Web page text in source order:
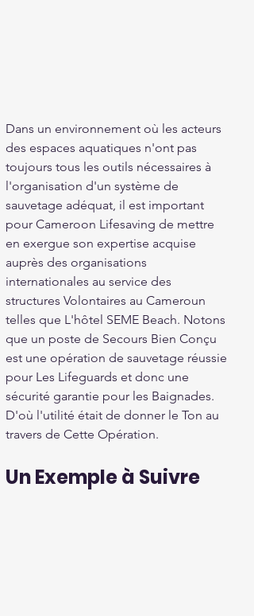
Dans un environnement où les acteurs
des espaces aquatiques n'ont pas
toujours tous les outils nécessaires à
l'organisation d'un système de
sauvetage adéquat, il est important
pour Cameroon Lifesaving de mettre
en exergue son expertise acquise
auprès des organisations
internationales au service des
structures Volontaires au Cameroun
telles que L'hôtel SEME Beach. Notons
que un poste de Secours Bien Conçu
est une opération de sauvetage réussie
pour Les Lifeguards et donc une
sécurité garantie pour les Baignades.
D'où l'utilité était de donner le Ton au
travers de Cette Opération.
Un Exemple à Suivre